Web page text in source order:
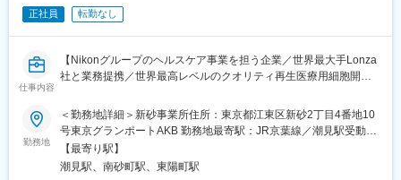
ノウハウを組み合わせ、将来的にさらなる高品質の細胞を提供し
細胞を日本のお客様に提供することが当社最大のミッションで
す。
変更の範囲：会社の定める業務
正社員 転勤なし
仕事内容
【Nikonグループのヘルスケア事業を担う企業／世界最大手Lonza
社と業務提携／世界最高レベルのクオリティ再生医療用細胞開
【はじめに】
ニコングループの成長ドライバーの一つである再生医療・遺伝子
治療向けの細胞受託生産事業にて、再生医療等製品の製造用原料
の受入試験全般（適性に応じて、管理業務を含む）をお任せいた
勤務地
＜勤務地詳細＞新砂事業所住所：東京都江東区新砂2丁目4番地10
号東京グランポートAKB 勤務地最寄駅：JR京葉線／潮見駅受動喫
煙対策：屋内全面禁煙変更の範囲：会社の定める事業所
【最寄り駅】
潮見駅、南砂町駅、東陽町駅